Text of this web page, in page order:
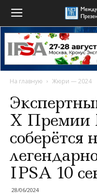
На главную Жюри — 2024
X
соберётся
IPSA 10
28/06/2024